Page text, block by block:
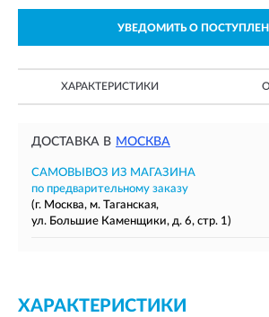
УВЕДОМИТЬ О
ХАРАКТЕРИСТИКИ
ДОСТАВКА В МОСКВА
САМОВЫВОЗ ИЗ МАГАЗИНА
по предварительному заказу
(г. Москва, м. Таганская,
ул. Большие Каменщики, д. 6, стр. 1)
ХАРАКТЕРИСТИКИ